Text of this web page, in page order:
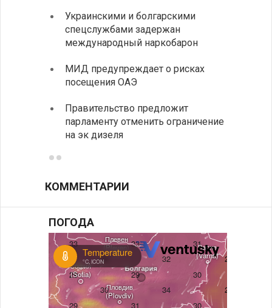
Украинскими и болгарскими
спецслужбами задержан
международный наркобарон
МИД предупреждает о рисках
посещения ОАЭ
Правительство предложит
парламенту отменить ограничение
на эк дизеля
КОММЕНТАРИИ
ПОГОДА